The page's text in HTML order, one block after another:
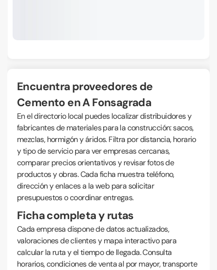
Encuentra proveedores de
Cemento en A Fonsagrada
En el directorio local puedes localizar distribuidores y
fabricantes de materiales para la construcción: sacos,
mezclas, hormigón y áridos. Filtra por distancia, horario
y tipo de servicio para ver empresas cercanas,
comparar precios orientativos y revisar fotos de
productos y obras. Cada ficha muestra teléfono,
dirección y enlaces a la web para solicitar
presupuestos o coordinar entregas.
Ficha completa y rutas
Cada empresa dispone de datos actualizados,
valoraciones de clientes y mapa interactivo para
calcular la ruta y el tiempo de llegada. Consulta
horarios, condiciones de venta al por mayor, transporte